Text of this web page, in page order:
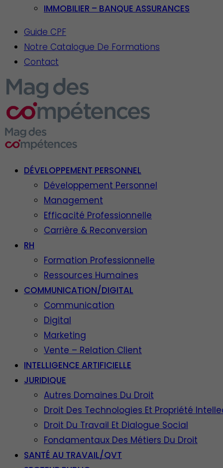
IMMOBILIER – BANQUE ASSURANCES
Guide CPF
Notre Catalogue De Formations
Contact
DÉVELOPPEMENT PERSONNEL
Développement Personnel
Management
Efficacité Professionnelle
Carrière & Reconversion
RH
Formation Professionnelle
Ressources Humaines
COMMUNICATION/DIGITAL
Communication
Digital
Marketing
Vente – Relation Client
INTELLIGENCE ARTIFICIELLE
JURIDIQUE
Autres Domaines Du Droit
Droit Des Technologies Et Propriété
Droit Du Travail Et Dialogue Social
Fondamentaux Des Métiers Du Droit
SANTÉ AU TRAVAIL/QVT